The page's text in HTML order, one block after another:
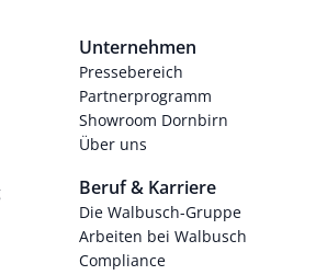
Unternehmen
Pressebereich
Partnerprogramm
Showroom Dornbirn
Über uns
Beruf & Karriere
Die Walbusch-Gruppe
Arbeiten bei Walbusch
Compliance